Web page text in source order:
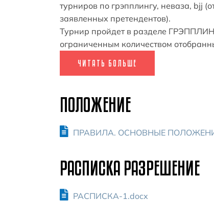
турниров по грэпплингу, неваза, bjj
заявленных претендентов).
Турнир пройдет в разделе
ограниченным количеством
ЧИТАТЬ БОЛЬШЕ
ПОЛОЖЕНИЕ
ПРАВИЛА. ОСНОВНЫЕ
РАСПИСКА РАЗРЕШЕНИЕ
РАСПИСКА-1.docx